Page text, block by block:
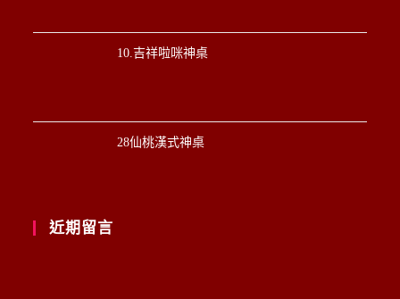
10.吉祥啦咪神桌
28仙桃漢式神桌
近期留言